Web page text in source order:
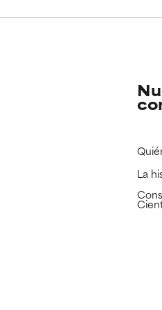
Ingrediente registrado, pero
Ingrediente registrado, pero
La